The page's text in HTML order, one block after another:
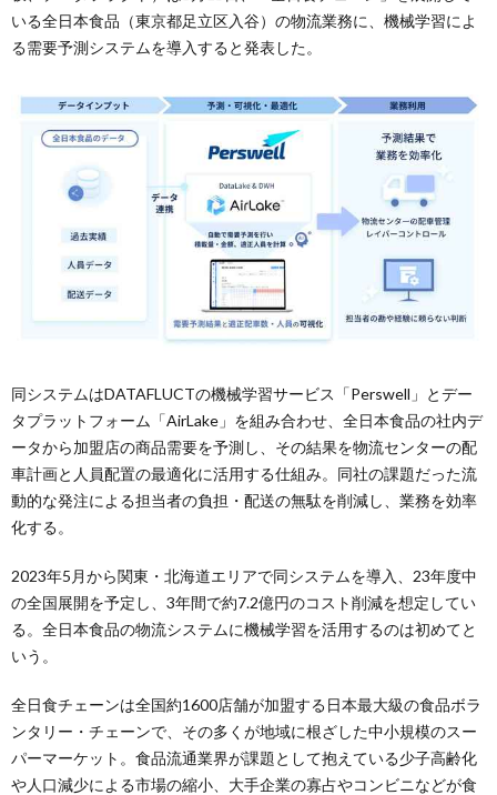
いる全日本食品（東京都足立区入谷）の物流業務に、機械学習によ
る需要予測システムを導入すると発表した。
同システムはDATAFLUCTの機械学習サービス「Perswell」とデー
タプラットフォーム「AirLake」を組み合わせ、全日本食品の社内デ
ータから加盟店の商品需要を予測し、その結果を物流センターの配
車計画と人員配置の最適化に活用する仕組み。同社の課題だった流
動的な発注による担当者の負担・配送の無駄を削減し、業務を効率
化する。
2023年5月から関東・北海道エリアで同システムを導入、23年度中
の全国展開を予定し、3年間で約7.2億円のコスト削減を想定してい
る。全日本食品の物流システムに機械学習を活用するのは初めてと
いう。
全日食チェーンは全国約1600店舗が加盟する日本最大級の食品ボラ
ンタリー・チェーンで、その多くが地域に根ざした中小規模のスー
パーマーケット。食品流通業界が課題として抱えている少子高齢化
や人口減少による市場の縮小、大手企業の寡占やコンビニなどが食